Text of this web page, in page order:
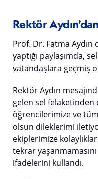
Rektör
Prof. Dr. Fatma Aydın
yaptığı paylaşımda,
vatandaşlara geçmiş
Rektör Aydın
gelen sel
öğrencilerimize ve
olsun dileklerimi
ekiplerimize
tekrar
ifadelerini kullandı.